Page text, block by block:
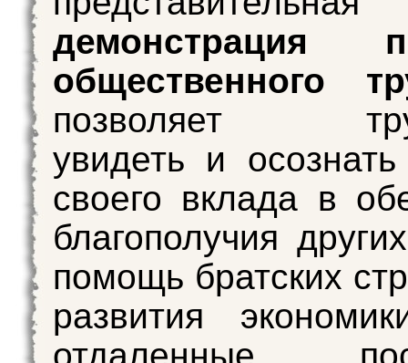
демонстрация
общественного
позволяет
увидеть и
своего вклада в
благополучия
помощь братских
развития